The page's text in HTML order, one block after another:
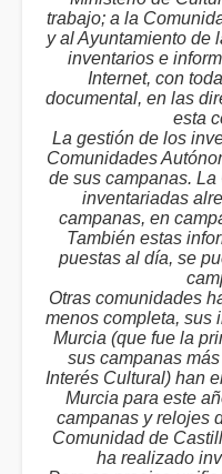
trabajo; a la
y al Ayuntamiento de
inventarios e
Internet, con
documental, en las
esta
La gestión de los
Comunidades
de sus campanas.
inventariadas
campanas, en
También estas
puestas al día, se
Otras comunidades
menos completa, sus
Murcia (que fue la
sus campanas
Interés Cultural) han
Murcia para este
campanas y relojes
Comunidad de
ha realizado